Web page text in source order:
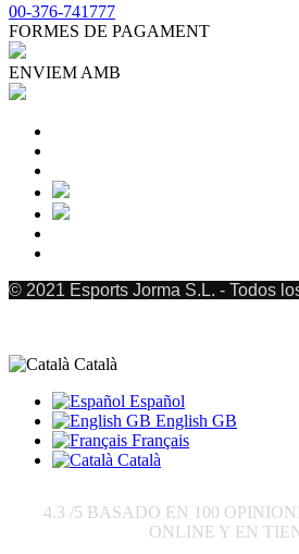
00-376-741777
FORMES DE PAGAMENT
ENVIEM AMB
© 2021 Esports Jorma S.L. - Todos
Català
Español
English GB
Français
Català
4.3 /5 BASADO EN 100
ONLINE Y EN